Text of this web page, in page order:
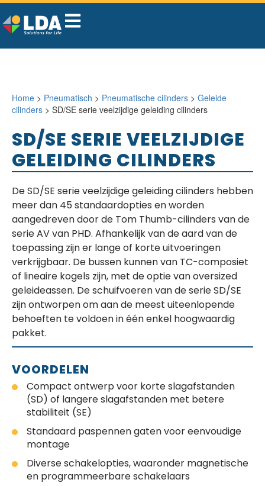
Home > Pneumatisch > Pneumatische cilinders > Geleide
cilinders > SD/SE serie veelzijdige geleiding cilinders
SD/SE SERIE VEELZIJDIGE
GELEIDING CILINDERS
De SD/SE serie veelzijdige geleiding cilinders hebben
meer dan 45 standaardopties en worden
aangedreven door de Tom Thumb-cilinders van de
serie AV van PHD. Afhankelijk van de aard van de
toepassing zijn er lange of korte uitvoeringen
verkrijgbaar. De bussen kunnen van TC-composiet
of lineaire kogels zijn, met de optie van oversized
geleideassen. De schuifvoeren van de serie SD/SE
zijn ontworpen om aan de meest uiteenlopende
behoeften te voldoen in één enkel hoogwaardig
pakket.
VOORDELEN
Compact ontwerp voor korte slagafstanden
(SD) of langere slagafstanden met betere
stabiliteit (SE)
Standaard paspennen gaten voor eenvoudige
montage
Diverse schakelopties, waaronder magnetische
en programmeerbare schakelaars